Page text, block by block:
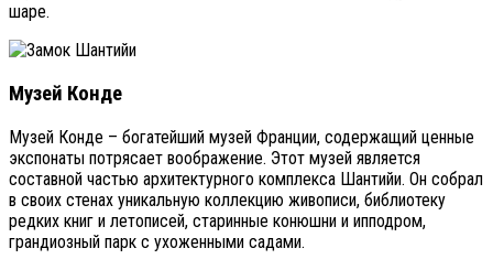
шаре.
Музей Конде
Музей Конде – богатейший музей Франции, содержащий ценные
экспонаты потрясает воображение. Этот музей является
составной частью архитектурного комплекса Шантийи. Он собрал
в своих стенах уникальную коллекцию живописи, библиотеку
редких книг и летописей, старинные конюшни и ипподром,
грандиозный парк с ухоженными садами.